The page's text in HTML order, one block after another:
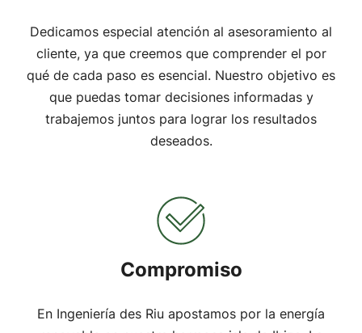
Dedicamos especial atención al asesoramiento al
cliente, ya que creemos que comprender el por
qué de cada paso es esencial. Nuestro objetivo es
que puedas tomar decisiones informadas y
trabajemos juntos para lograr los resultados
deseados.
Compromiso
En Ingeniería des Riu apostamos por la energía